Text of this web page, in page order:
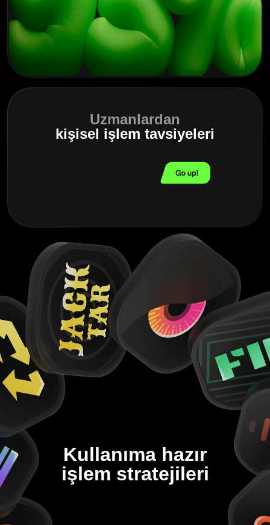
Uzmanlardan
kişisel işlem tavsiyeleri
Kullanıma hazır
işlem stratejileri